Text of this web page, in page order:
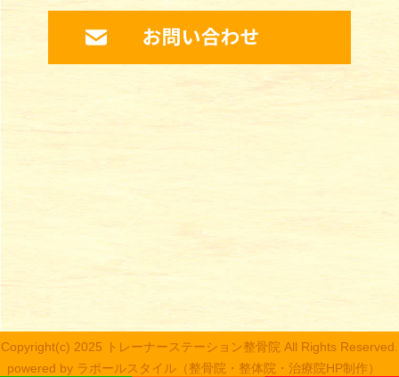
Copyright(c) 2025 トレーナーステーション整骨院 All Rights Reserved.
powered by ラポールスタイル（整骨院・整体院・治療院HP制作）